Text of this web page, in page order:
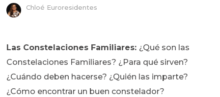
Chloé Euroresidentes
Las Constelaciones Familiares: ¿Qué son las
Constelaciones Familiares? ¿Para qué sirven?
¿Cuándo deben hacerse? ¿Quién las imparte?
¿Cómo encontrar un buen constelador?